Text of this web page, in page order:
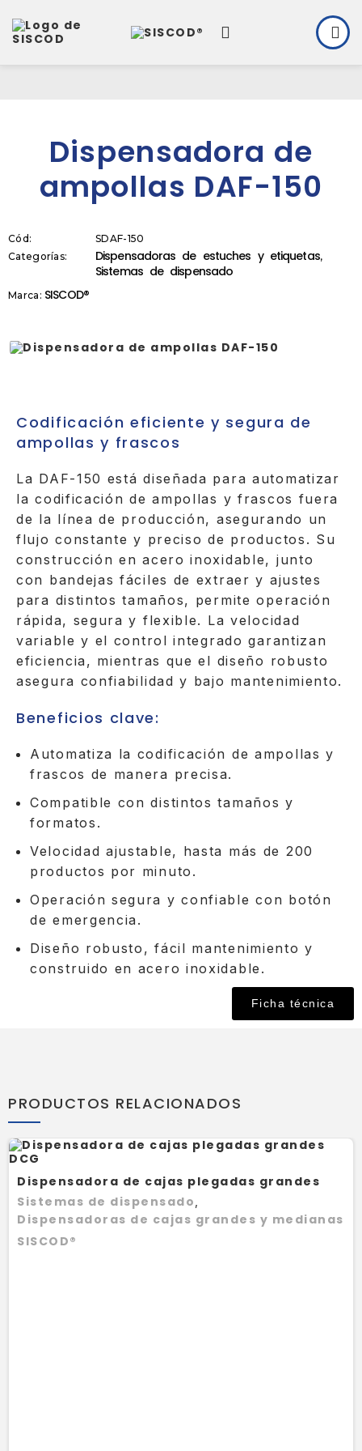
Dispensadora de
ampollas DAF-150
Cód:
SDAF-150
Categorías:
Dispensadoras de estuches y etiquetas,
Sistemas de dispensado
Marca: SISCOD®
Codificación eficiente y segura de
ampollas y frascos
La DAF-150 está diseñada para automatizar
la codificación de ampollas y frascos fuera
de la línea de producción, asegurando un
flujo constante y preciso de productos. Su
construcción en acero inoxidable, junto
con bandejas fáciles de extraer y ajustes
para distintos tamaños, permite operación
rápida, segura y flexible. La velocidad
variable y el control integrado garantizan
eficiencia, mientras que el diseño robusto
asegura confiabilidad y bajo mantenimiento.
Beneficios clave:
Automatiza la codificación de ampollas y
frascos de manera precisa.
Compatible con distintos tamaños y
formatos.
Velocidad ajustable, hasta más de 200
productos por minuto.
Operación segura y confiable con botón
de emergencia.
Diseño robusto, fácil mantenimiento y
construido en acero inoxidable.
Ficha técnica
PRODUCTOS RELACIONADOS
Dispensadora de cajas plegadas grandes
DCG
Sistemas de dispensado
Dispensadoras de cajas grandes y medianas
SISCOD®